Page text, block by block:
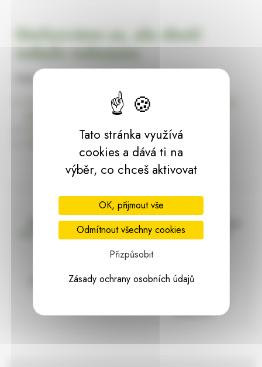
Omlouváme se, ale zboží
nebylo nalezeno.
Pokračujte na
Úvodní stránku Dekorace, bytové a zahradní doplňky,
dárky | HARASIM.info
Doprava zdarma
nad 2000 Kč bez DPH
Vše máme skladem
Ihned k odeslání
97% hodnocení Zásilka pod
Tato stránka využívá
cookies a dává ti na
výběr, co chceš aktivovat
OK, přijmout vše
Odmítnout všechny cookies
Přizpůsobit
Zásady ochrany osobních údajů